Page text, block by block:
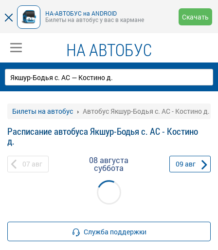
НА-АВТОБУС на ANDROID
Билеты на автобус у вас в кармане
Скачать
НА АВТОБУС
Билеты на автобус Автобус Якшур-Бодья с. АС - Костино д.
Расписание автобуса Якшур-Бодья с. АС - Костино
д.
07 авг 08 августа
суббота 09 авг
Служба поддержки